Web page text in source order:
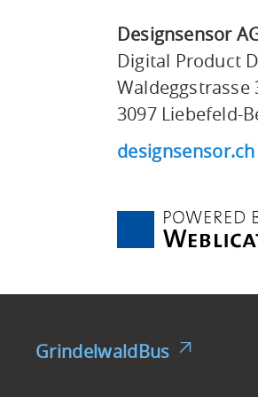
Designsensor
Digital Product
Waldeggstrasse
3097 Liebefeld-
designsensor.ch
GrindelwaldBus